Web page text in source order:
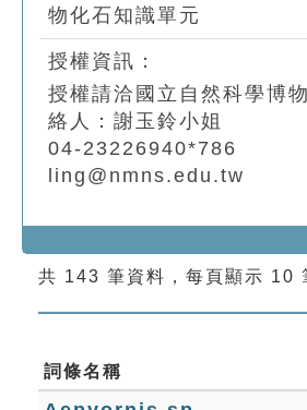
物化石知識單元
授權資訊：
授權請洽國立自然科學博
絡人：謝玉鈴小姐
04-23226940*786
ling@nmns.edu.tw
共 143 筆資料，每頁顯示 10
詞條名稱